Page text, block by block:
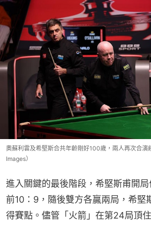
奧蘇利雲及希堅斯合共年齡剛好100歲，兩人再次合演
Images）
進入關鍵的最後階段，希堅斯甫開
前10：9，隨後雙方各贏兩局，希堅
得賽點。儘管「火箭」在第24局頂